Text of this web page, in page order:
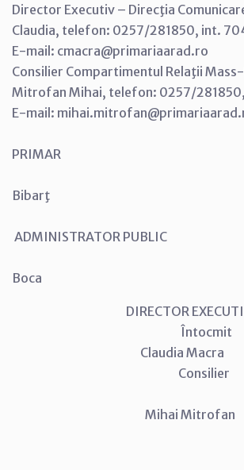
Director Executiv – Direcţia
Claudia, telefon: 0257/281850, int.
E-mail: cmacra@primariaarad.ro
Consilier Compartimentul Relaţii
Mitrofan Mihai, telefon: 0257/
E-mail:
PRIMAR
Bibarţ
ADMINISTRATOR PUBLIC
Boca
DIRECTOR
Întocmit
Claudia
Consilier
Mihai Mitrofan